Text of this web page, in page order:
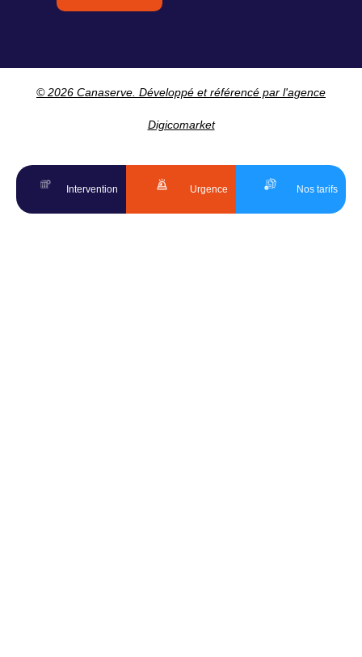
© 2026 Canaserve. Développé et référencé par l'agence
Digicomarket
Intervention Urgence Nos tarifs